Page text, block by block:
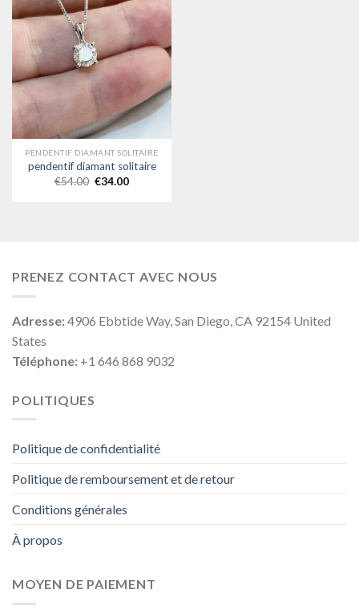
PENDENTIF DIAMANT SOLITAIRE
pendentif diamant solitaire
€54.00 €34.00
PRENEZ CONTACT AVEC NOUS
Adresse:4906 Ebbtide Way, San Diego, CA 92154 United
States
Téléphone: +1 646 868 9032
POLITIQUES
Politique de confidentialité
Politique de remboursement et de retour
Conditions générales
À propos
MOYEN DE PAIEMENT